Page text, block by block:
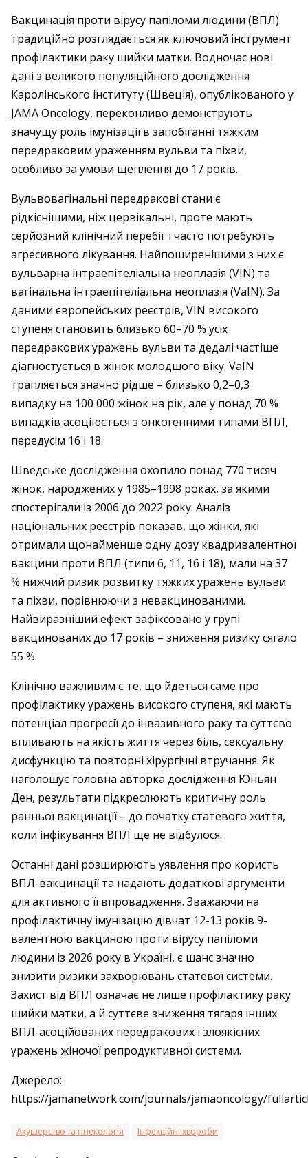
Вакцинація проти вірусу папіломи людини (ВПЛ)
традиційно розглядається як ключовий інструмент
профілактики раку шийки матки. Водночас нові
дані з великого популяційного дослідження
Каролінського інституту (Швеція), опублікованого у
JAMA Oncology, переконливо демонструють
значущу роль імунізації в запобіганні тяжким
передраковим ураженням вульви та піхви,
особливо за умови щеплення до 17 років.
Вульвовагінальні передракові стани є
рідкіснішими, ніж цервікальні, проте мають
серйозний клінічний перебіг і часто потребують
агресивного лікування. Найпоширенішими з них є
вульварна інтраепітеліальна неоплазія (VIN) та
вагінальна інтраепітеліальна неоплазія (VaIN). За
даними європейських реєстрів, VIN високого
ступеня становить близько 60–70 % усіх
передракових уражень вульви та дедалі частіше
діагностується в жінок молодшого віку. VaIN
трапляється значно рідше – близько 0,2–0,3
випадку на 100 000 жінок на рік, але у понад 70 %
випадків асоціюється з онкогенними типами ВПЛ,
передусім 16 і 18.
Шведське дослідження охопило понад 770 тисяч
жінок, народжених у 1985–1998 роках, за якими
спостерігали із 2006 до 2022 року. Аналіз
національних реєстрів показав, що жінки, які
отримали щонайменше одну дозу квадривалентної
вакцини проти ВПЛ (типи 6, 11, 16 і 18), мали на 37
% нижчий ризик розвитку тяжких уражень вульви
та піхви, порівнюючи з невакцинованими.
Найвиразніший ефект зафіксовано у групі
вакцинованих до 17 років – зниження ризику сягало
55 %.
Клінічно важливим є те, що йдеться саме про
профілактику уражень високого ступеня, які мають
потенціал прогресії до інвазивного раку та суттєво
впливають на якість життя через біль, сексуальну
дисфункцію та повторні хірургічні втручання. Як
наголошує головна авторка дослідження Юньян
Ден, результати підкреслюють критичну роль
ранньої вакцинації – до початку статевого життя,
коли інфікування ВПЛ ще не відбулося.
Останні дані розширюють уявлення про користь
ВПЛ-вакцинації та надають додаткові аргументи
для активного її впровадження. Зважаючи на
профілактичну імунізацію дівчат 12-13 років 9-
валентною вакциною проти вірусу папіломи
людини із 2026 року в Україні, є шанс значно
знизити ризики захворювань статевої системи.
Захист від ВПЛ означає не лише профілактику раку
шийки матки, а й суттєве зниження тягаря інших
ВПЛ-асоційованих передракових і злоякісних
уражень жіночої репродуктивної системи.
Джерело:
https://jamanetwork.com/journals/jamaoncology/
Акушерство та гінекологія Інфекційні хвороби